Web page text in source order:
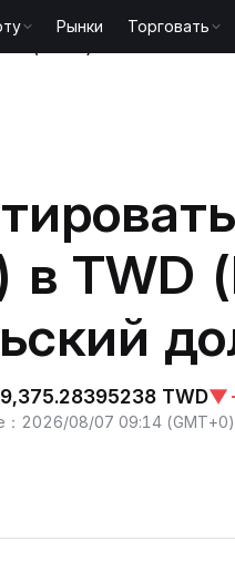
Рынки Торговать
в TWD
TWD▼
： 2026/08/07 09:14 (GMT+0)